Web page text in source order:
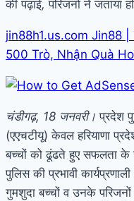
की पढ़ाई,परिजनों ने जताया
jin88h1.us.com Jin88
500 Trò, Nhận Quà
चंडीगढ़, 18 जनवरी। प्रदेश
(एएचटीयू) केवल हरियाणा
बच्चों को ढूंढते हुए सफलता के
पुलिस की प्रभावी
गुमशुदा बच्चों व उनके